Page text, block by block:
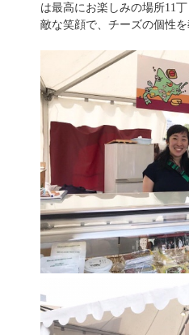
は最高にお楽しみの場所11
敵な笑顔で、チーズの個性